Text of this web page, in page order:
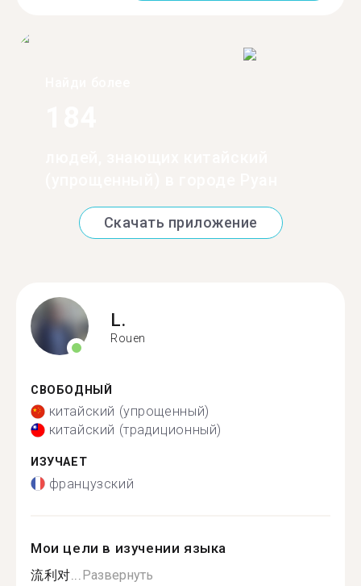
Скачать приложение
L.
Rouen
СВОБОДНЫЙ
китайский (упрощенный)
китайский (традиционный)
ИЗУЧАЕТ
французский
Мои цели в изучении языка
流利对... Развернуть